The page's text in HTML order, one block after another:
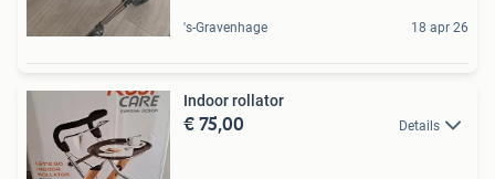
's-Gravenhage 18 apr 26
Indoor rollator
€ 75,00 Details